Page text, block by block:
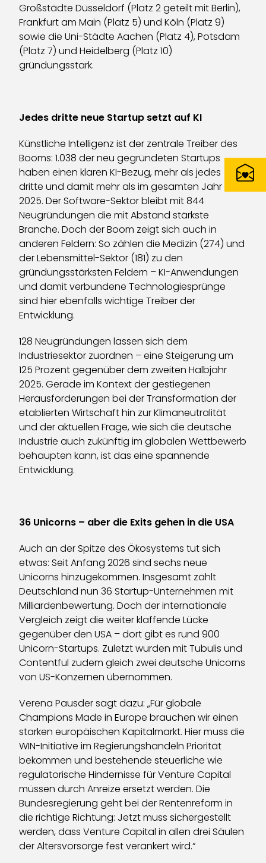
Großstädte Düsseldorf (Platz 2 geteilt mit Berlin),
Frankfurt am Main (Platz 5) und Köln (Platz 9)
sowie die Uni-Städte Aachen (Platz 4), Potsdam
(Platz 7) und Heidelberg (Platz 10)
gründungsstark.
Jedes dritte neue Startup setzt auf KI
Künstliche Intelligenz ist der zentrale Treiber des
Booms: 1.038 der neu gegründeten Startups
haben einen klaren KI-Bezug, mehr als jedes
dritte und damit mehr als im gesamten Jahr
2025. Der Software-Sektor bleibt mit 844
Neugründungen die mit Abstand stärkste
Branche. Doch der Boom zeigt sich auch in
anderen Feldern: So zählen die Medizin (274) und
der Lebensmittel-Sektor (181) zu den
gründungsstärksten Feldern – KI-Anwendungen
und damit verbundene Technologiesprünge
sind hier ebenfalls wichtige Treiber der
Entwicklung.
128 Neugründungen lassen sich dem
Industriesektor zuordnen – eine Steigerung um
125 Prozent gegenüber dem zweiten Halbjahr
2025. Gerade im Kontext der gestiegenen
Herausforderungen bei der Transformation der
etablierten Wirtschaft hin zur Klimaneutralität
und der aktuellen Frage, wie sich die deutsche
Industrie auch zukünftig im globalen Wettbewerb
behaupten kann, ist das eine spannende
Entwicklung.
36 Unicorns – aber die Exits gehen in die USA
Auch an der Spitze des Ökosystems tut sich
etwas: Seit Anfang 2026 sind sechs neue
Unicorns hinzugekommen. Insgesamt zählt
Deutschland nun 36 Startup-Unternehmen mit
Milliardenbewertung. Doch der internationale
Vergleich zeigt die weiter klaffende Lücke
gegenüber den USA – dort gibt es rund 900
Unicorn-Startups. Zuletzt wurden mit Tubulis und
Contentful zudem gleich zwei deutsche Unicorns
von US-Konzernen übernommen.
Verena Pausder sagt dazu: „Für globale
Champions Made in Europe brauchen wir einen
starken europäischen Kapitalmarkt. Hier muss die
WIN-Initiative im Regierungshandeln Priorität
bekommen und bestehende steuerliche wie
regulatorische Hindernisse für Venture Capital
müssen durch Anreize ersetzt werden. Die
Bundesregierung geht bei der Rentenreform in
die richtige Richtung: Jetzt muss sichergestellt
werden, dass Venture Capital in allen drei Säulen
der Altersvorsorge fest verankert wird.“